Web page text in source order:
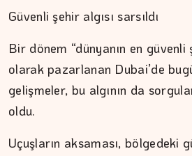
Güvenli şehir algısı sarsıldı
Bir dönem “dünyanın en
olarak pazarlanan Dubai’de
gelişmeler, bu algının da
oldu.
Uçuşların aksaması, bölgedeki